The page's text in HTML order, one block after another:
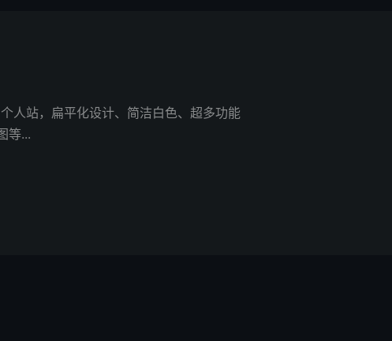
人站，扁平化设计、简洁白色、超多功能
等...